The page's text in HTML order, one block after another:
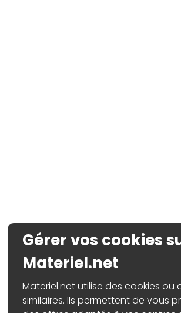
Gérer vos cookies
Materiel.net
Materiel.net utilise des cookies ou
similaires. Ils permettent de vous